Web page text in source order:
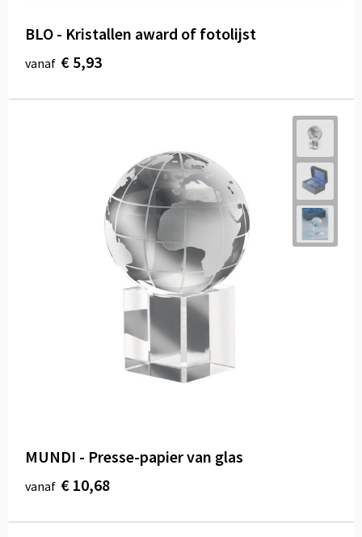
BLO - Kristallen award of fotolijst
vanaf € 5,93
MUNDI - Presse-papier van glas
vanaf € 10,68